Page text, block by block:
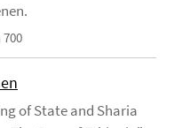
of State and Sharia